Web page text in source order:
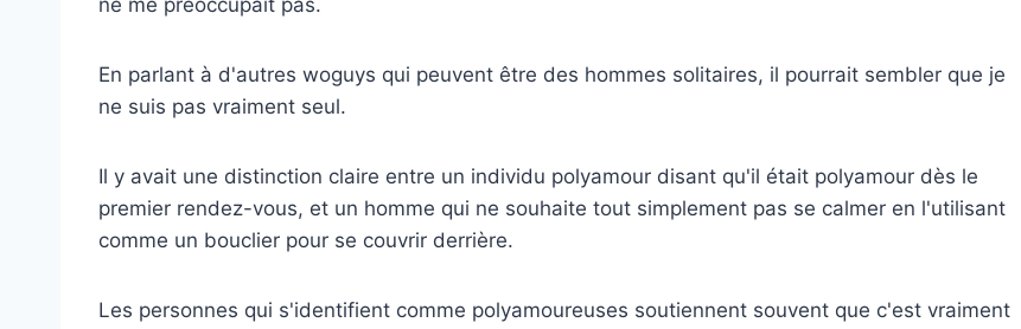
ne me préoccupait pas.
En parlant à d'autres woguys qui peuvent être des hommes solitaires, il pourrait sembler que je
ne suis pas vraiment seul.
Il y avait une distinction claire entre un individu polyamour disant qu'il était polyamour dès le
premier rendez-vous, et un homme qui ne souhaite tout simplement pas se calmer en l'utilisant
comme un bouclier pour se couvrir derrière.
Les personnes qui s'identifient comme polyamoureuses soutiennent souvent que c'est vraiment